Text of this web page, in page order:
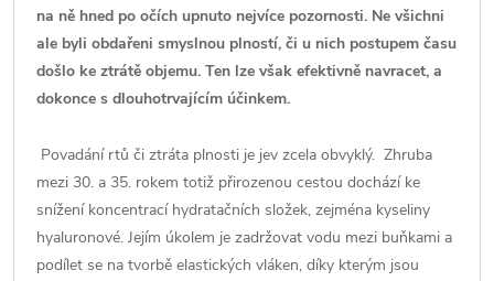
na ně hned po očích upnuto nejvíce pozornosti. Ne všichni
ale byli obdařeni smyslnou plností, či u nich postupem času
došlo ke ztrátě objemu. Ten lze však efektivně navracet, a
dokonce s dlouhotrvajícím účinkem.
Povadání rtů či ztráta plnosti je jev zcela obvyklý. Zhruba
mezi 30. a 35. rokem totiž přirozenou cestou dochází ke
snížení koncentrací hydratačních složek, zejména kyseliny
hyaluronové. Jejím úkolem je zadržovat vodu mezi buňkami a
podílet se na tvorbě elastických vláken, díky kterým jsou